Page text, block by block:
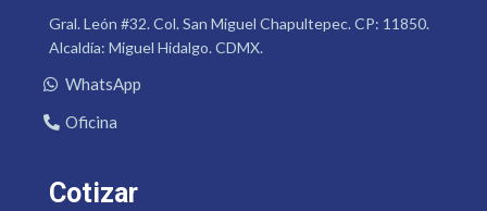
Gral. León #32. Col. San Miguel Chapultepec. CP: 11850.
Alcaldía: Miguel Hidalgo. CDMX.
WhatsApp
Oficina
Cotizar